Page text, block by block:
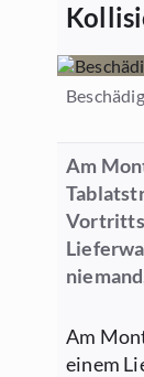
Am
Am
einem